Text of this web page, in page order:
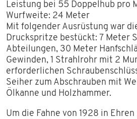
Leistung bei 55 Doppelhub pro
Wurfweite: 24 Meter
Mit folgender Ausrüstung war
Druckspritze bestückt: 7 Meter
Abteilungen, 30 Meter
Gewinden, 1 Strahlrohr mit 2
erforderlichen
Seiher zum Abschrauben mit
Ölkanne und Holzhammer.
Um die Fahne von 1928 in